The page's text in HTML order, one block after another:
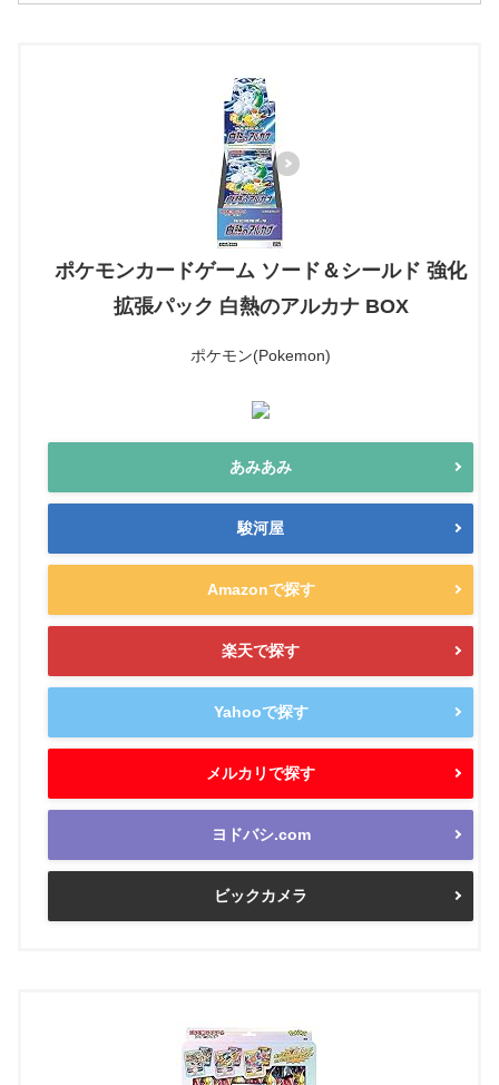
ポケモンカードゲーム ソード＆シールド 強化
拡張パック 白熱のアルカナ BOX
ポケモン(Pokemon)
あみあみ
駿河屋
Amazonで探す
楽天で探す
Yahooで探す
メルカリで探す
ヨドバシ.com
ビックカメラ